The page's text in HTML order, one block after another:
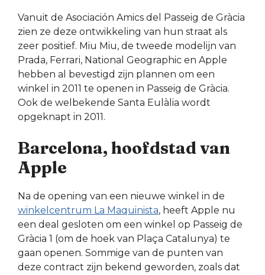
Vanuit de Asociación Amics del Passeig de Gràcia
zien ze deze ontwikkeling van hun straat als
zeer positief. Miu Miu, de tweede modelijn van
Prada, Ferrari, National Geographic en Apple
hebben al bevestigd zijn plannen om een
winkel in 2011 te openen in Passeig de Gràcia.
Ook de welbekende Santa Eulàlia wordt
opgeknapt in 2011.
Barcelona, hoofdstad van
Apple
Na de opening van een nieuwe winkel in de
winkelcentrum La Maquinista, heeft Apple nu
een deal gesloten om een winkel op Passeig de
Gràcia 1 (om de hoek van Plaça Catalunya) te
gaan openen. Sommige van de punten van
deze contract zijn bekend geworden, zoals dat